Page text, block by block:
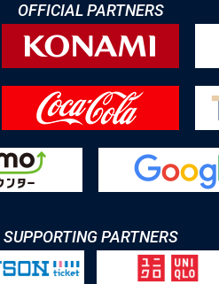
OFFICIAL PARTNERS
SUPPORTING PARTNERS